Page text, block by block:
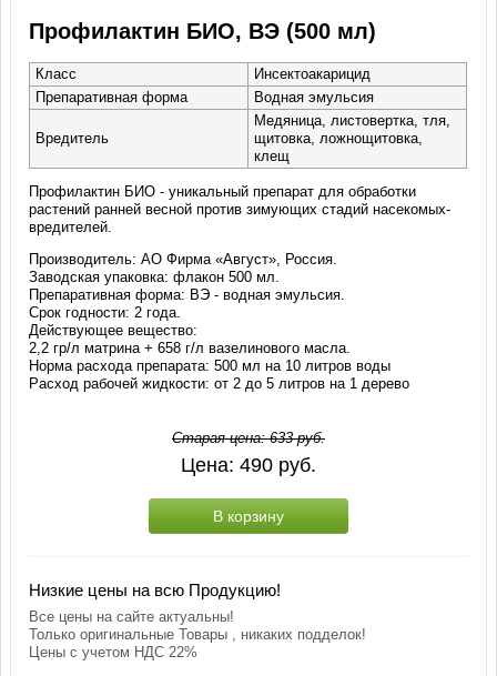
Профилактин БИО, ВЭ (500 мл)
Класс
Инсектоакарицид
Препаративная форма
Водная эмульсия
Вредитель
Медяница, листовертка, тля,
щитовка, ложнощитовка,
клещ
Профилактин БИО - уникальный препарат для обработки
растений ранней весной против зимующих стадий насекомых-
вредителей.
Производитель: АО Фирма «Август», Россия.
Заводская упаковка: флакон 500 мл.
Препаративная форма: ВЭ - водная эмульсия.
Срок годности: 2 года.
Действующее вещество:
2,2 гр/л матрина + 658 г/л вазелинового масла.
Норма расхода препарата: 500 мл на 10 литров воды
Расход рабочей жидкости: от 2 до 5 литров на 1 дерево
Старая цена:633руб.
Цена: 490 руб.
В корзину
Низкие цены на всю Продукцию!
Все цены на сайте актуальны!
Только оригинальные Товары , никаких подделок!
Цены с учетом НДС 22%